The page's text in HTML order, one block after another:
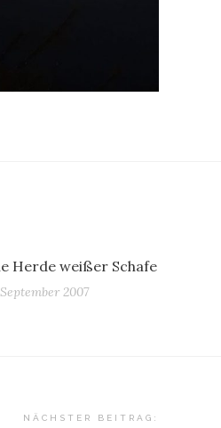
Herde weißer Schafe
2007
NÄCHSTER BEITRAG: